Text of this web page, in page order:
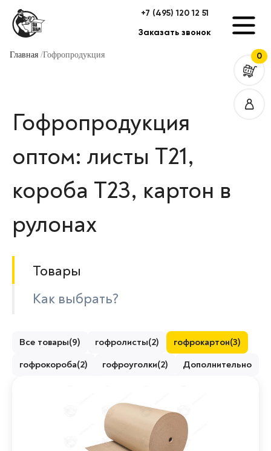
+7 (495) 120 12 51
Заказать звонок
0
Главная Гофропродукция
Гофропродукция
оптом: листы Т21,
короба Т23, картон в
рулонах
Товары
Как выбрать?
Все товары(9) гофролисты(2) гофрокартон(3)
гофрокороба(2) гофроуголки(2) Дополнительно